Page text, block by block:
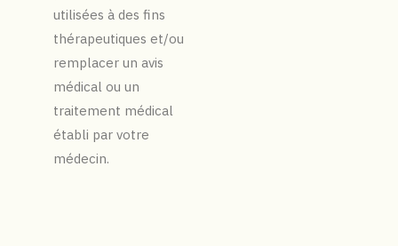
utilisées à des fins
thérapeutiques et/ou
remplacer un avis
médical ou un
traitement médical
établi par votre
médecin.